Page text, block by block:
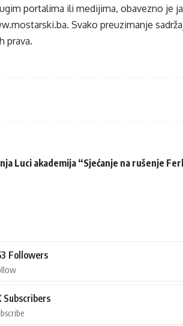
portalima ili medijima, obavezno je
. Svako preuzimanje
prava.
Luci akademija “Sjećanje na rušenje
Followers
Subscribers